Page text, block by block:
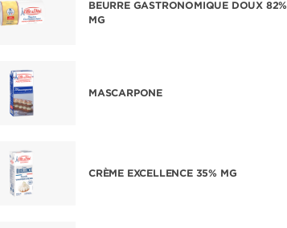
BEURRE GASTRONOMIQUE DOUX 82%
MG
MASCARPONE
CRÈME EXCELLENCE 35% MG